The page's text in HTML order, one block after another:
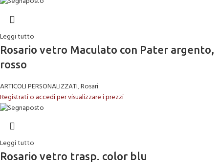
Leggi tutto
Rosario vetro Maculato con Pater argento,
rosso
ARTICOLI PERSONALIZZATI,Rosari
Registrati o accedi per visualizzare i prezzi
Leggi tutto
Rosario vetro trasp. color blu